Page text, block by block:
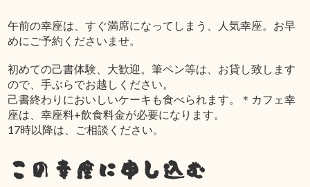
午前の幸座は、すぐ満席になってしまう、人気幸座。お早
めにご予約くださいませ。
初めての己書体験、大歓迎。筆ペン等は、お貸し致します
ので、手ぶらでお越しください。
己書終わりにおいしいケーキも食べられます。＊カフェ幸
座は、幸座料+飲食料金が必要になります。
17時以降は、ご相談ください。
この幸座に申し込む